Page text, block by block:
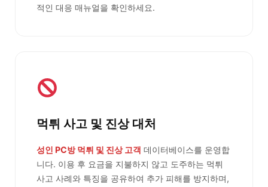
적인 대응 매뉴얼을 확인하세요.
먹튀 사고 및 진상 대처
성인 PC방 먹튀 및 진상 고객 데이터베이스를 운영합
니다. 이용 후 요금을 지불하지 않고 도주하는 먹튀
사고 사례와 특징을 공유하여 추가 피해를 방지하며,